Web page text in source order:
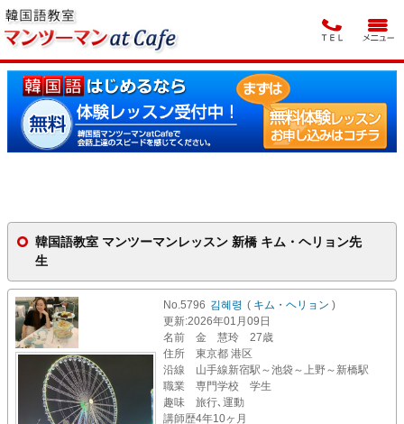
韓国語教室 マンツーマンレッスン 新橋 キム・ヘリョン先
生
No.5796 김혜령 ( キム・ヘリョン )
更新:2026年01月09日
名前
金 慧玲 27歳
住所
東京都 港区
沿線
山手線新宿駅～池袋～上野～新橋駅
職業
専門学校 学生
趣味
旅行､運動
講師歴4年10ヶ月